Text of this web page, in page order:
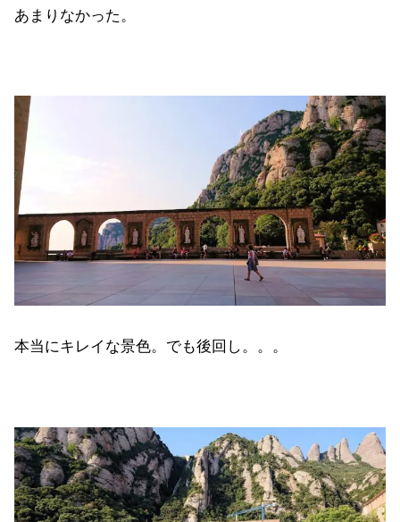
あまりなかった。
本当にキレイな景色。でも後回し。。。